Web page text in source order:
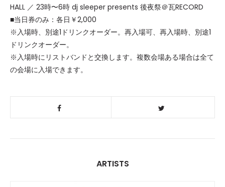
HALL ／ 23時〜6時 dj sleeper presents 後夜祭＠瓦RECORD
■当日券のみ：各日￥2,000
※入場時、別途1ドリンクオーダー。再入場可、再入場時、別途1
ドリンクオーダー。
※入場時にリストバンドと交換します。複数会場ある場合は全て
の会場に入場できます。
ARTISTS